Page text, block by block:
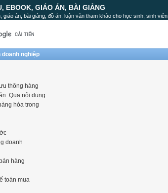
EBOOK, GIÁO ÁN, BÀI GIẢNG
giáo án, bài giảng, đồ án, luận văn tham khảo cho học sinh, sinh viên
nghiệp
thông hàng
Qua nội dung
hóa trong
doanh
hàng
toán mua